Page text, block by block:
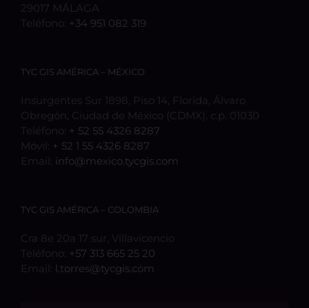
29017 MÁLAGA
Teléfono: +34 951 082 319
TYC GIS AMÉRICA – MÉXICO
Insurgentes Sur 1898, Piso 14, Florida, Álvaro
Obregón, Ciudad de México (CDMX), c.p. 01030
Teléfono: + 52 55 4326 8287
Móvil: + 52 1 55 4326 8287
Email: info@mexico.tycgis.com
TYC GIS AMÉRICA – COLOMBIA
Cra 8e 20a 17 sur, Villavicencio
Teléfono: +57 313 665 25 20
Email:
l.torres@tycgis.com